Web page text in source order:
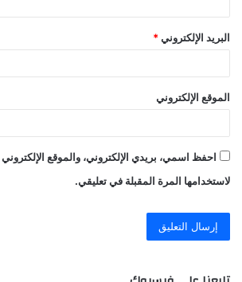
البريد الإلكتروني *
الموقع الإلكتروني
احفظ اسمي، بريدي الإلكتروني، والموقع
لاستخدامها المرة المقبلة في تعليقي.